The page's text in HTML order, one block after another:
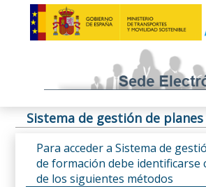
Sistema de gestión de
Para acceder a Sistema de
de formación debe identificarse
de los siguientes métodos